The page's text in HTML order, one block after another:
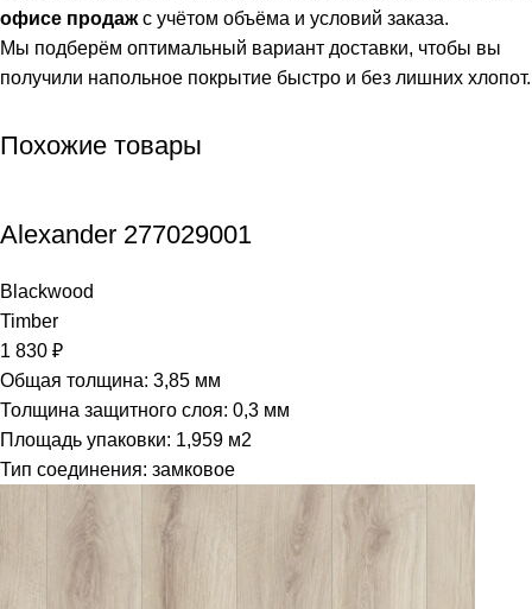
офисе продажс учётом объёма и условий заказа.
Мы подберём оптимальный вариант доставки, чтобы вы
получили напольное покрытие быстро и без лишних хлопот.
Похожие товары
Alexander 277029001
Blackwood
Timber
1 830 ₽
Общая толщина: 3,85 мм
Толщина защитного слоя: 0,3 мм
Площадь упаковки: 1,959 м2
Тип соединения: замковое